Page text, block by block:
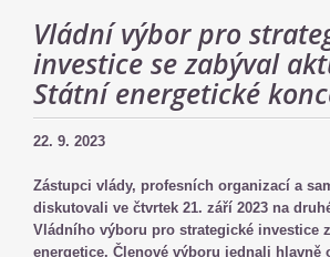
Vládní výbor pro
investice se zabýval
Státní energetické
22. 9. 2023
Zástupci vlády, profesních organizací a
diskutovali ve čtvrtek 21. září 2023 na
Vládního výboru pro strategické investice
energetice. Členové výboru jednali hlavně